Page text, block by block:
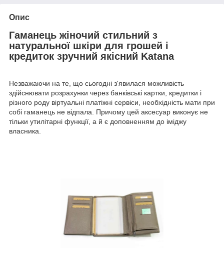
Опис
Гаманець жіночий стильний з
натуральної шкіри для грошей і
кредиток зручний якісний Katana
Незважаючи на те, що сьогодні з'явилася можливість
здійснювати розрахунки через банківські картки, кредитки і
різного роду віртуальні платіжні сервіси, необхідність мати при
собі гаманець не відпала. Причому цей аксесуар виконує не
тільки утилітарні функції, а й є доповненням до іміджу
власника.